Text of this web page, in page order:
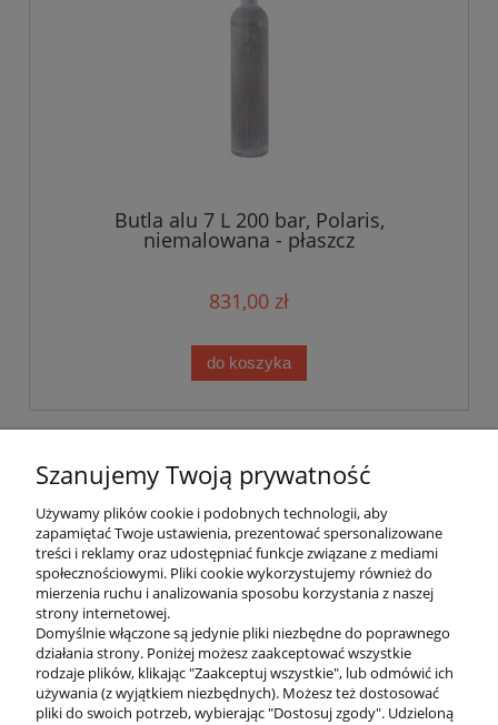
Butla alu 7 L 200 bar, Polaris,
niemalowana - płaszcz
831,00 zł
do koszyka
W tej kategorii znajdziesz:
Butle aluminiowe (Luxfer/MES) – najczęściej wybierane jako butle
typu Stage lub do Sidemountu.
Wybierz butlę nurkową dopasowaną do
Twojego stylu nurkowania
W sklepie DivePL.pl wiemy, że innej butli potrzebuje nurek
rekreacyjny, a innej techniczny. Dlatego nasz asortyment obejmuje
butle aluminiowe, które dzięki swojej neutralnej pływalności są
niezastąpione podczas dekompresji.
Szanujemy Twoją prywatność
Używamy plików cookie i podobnych technologii, aby
zapamiętać Twoje ustawienia, prezentować spersonalizowane
treści i reklamy oraz udostępniać funkcje związane z mediami
społecznościowymi. Pliki cookie wykorzystujemy również do
mierzenia ruchu i analizowania sposobu korzystania z naszej
strony internetowej.
Domyślnie włączone są jedynie pliki niezbędne do poprawnego
działania strony. Poniżej możesz zaakceptować wszystkie
rodzaje plików, klikając "Zaakceptuj wszystkie", lub odmówić ich
używania (z wyjątkiem niezbędnych). Możesz też dostosować
pliki do swoich potrzeb, wybierając "Dostosuj zgody". Udzieloną